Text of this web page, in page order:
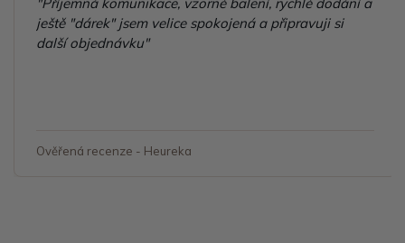
ještě "dárek" jsem velice spokojená a připravuji si
další objednávku"
Ověřená recenze - Heureka